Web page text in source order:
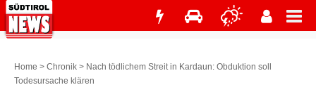
Home > Chronik > Nach tödlichem Streit in Kardaun: Obduktion soll
Todesursache klären